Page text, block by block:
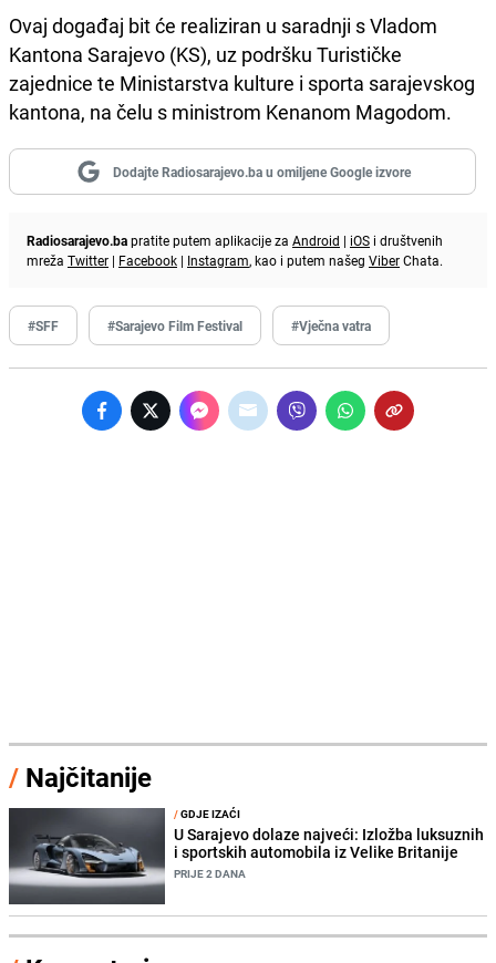
Ovaj događaj bit će realiziran u saradnji s Vladom
Kantona Sarajevo (KS), uz podršku Turističke
zajednice te Ministarstva kulture i sporta sarajevskog
kantona, na čelu s ministrom Kenanom Magodom.
Dodajte Radiosarajevo.ba u omiljene Google izvore
Radiosarajevo.bapratite putem aplikacije za Android | iOS i društvenih
mreža Twitter | Facebook | Instagram, kao i putem našeg ViberChata.
#SFF #Sarajevo Film Festival #Vječna vatra
/ Najčitanije
/GDJE IZAĆI
U Sarajevo dolaze najveći: Izložba luksuznih
i sportskih automobila iz Velike Britanije
PRIJE 2 DANA